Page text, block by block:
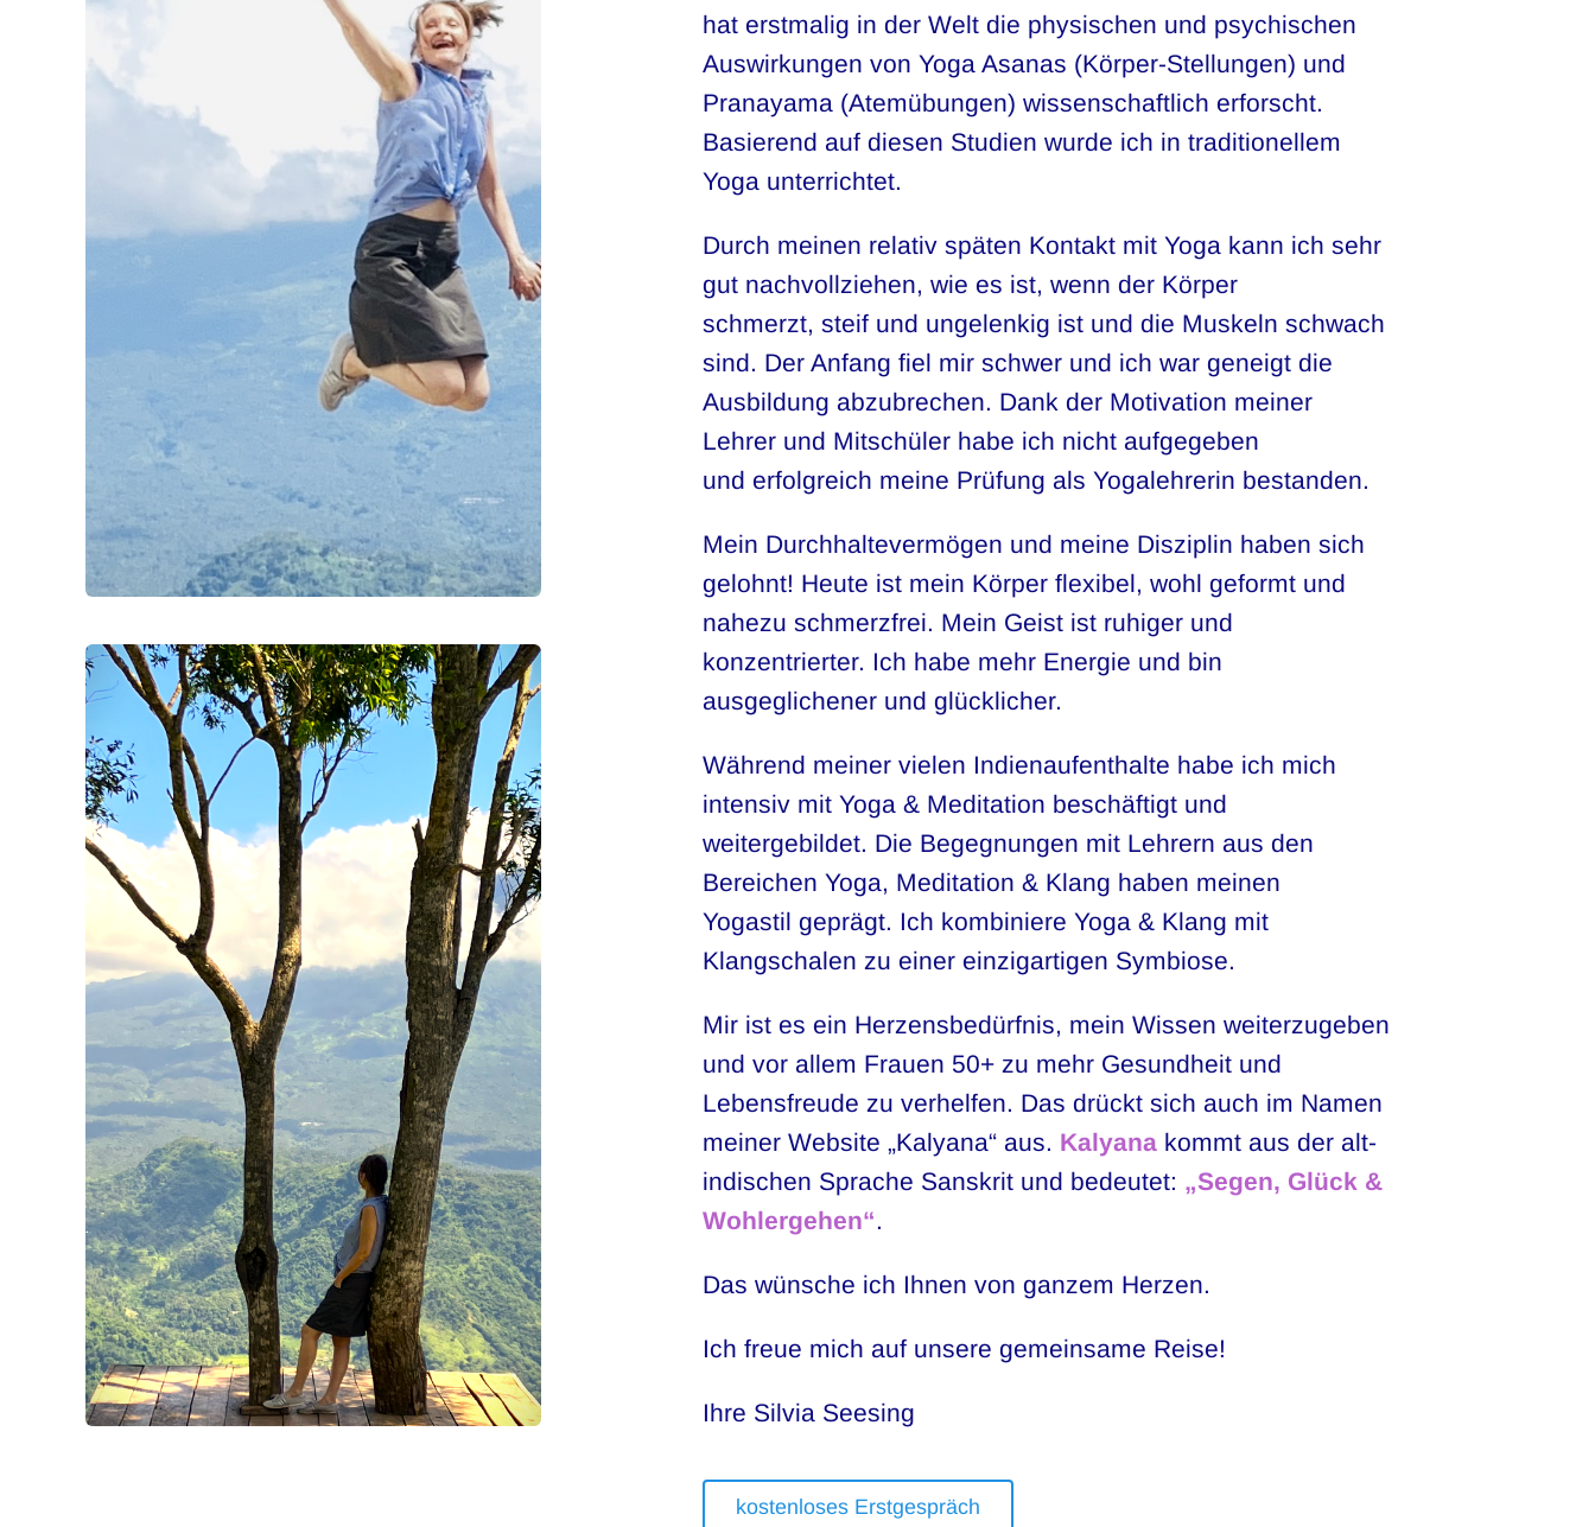
hat erstmalig in der Welt die physischen und psychischen
Auswirkungen von Yoga Asanas (Körper-Stellungen) und
Pranayama (Atemübungen) wissenschaftlich erforscht.
Basierend auf diesen Studien wurde ich in traditionellem
Yoga unterrichtet.
Durch meinen relativ späten Kontakt mit Yoga kann ich sehr
gut nachvollziehen, wie es ist, wenn der Körper
schmerzt, steif und ungelenkig ist und die Muskeln schwach
sind. Der Anfang fiel mir schwer und ich war geneigt die
Ausbildung abzubrechen. Dank der Motivation meiner
Lehrer und Mitschüler habe ich nicht aufgegeben
und erfolgreich meine Prüfung als Yogalehrerin bestanden.
Mein Durchhaltevermögen und meine Disziplin haben sich
gelohnt! Heute ist mein Körper flexibel, wohl geformt und
nahezu schmerzfrei. Mein Geist ist ruhiger und
konzentrierter. Ich habe mehr Energie und bin
ausgeglichener und glücklicher.
Während meiner vielen Indienaufenthalte habe ich mich
intensiv mit Yoga & Meditation beschäftigt und
weitergebildet. Die Begegnungen mit Lehrern aus den
Bereichen Yoga, Meditation & Klang haben meinen
Yogastil geprägt. Ich kombiniere Yoga & Klang mit
Klangschalen zu einer einzigartigen Symbiose.
Mir ist es ein Herzensbedürfnis, mein Wissen weiterzugeben
und vor allem Frauen 50+ zu mehr Gesundheit und
Lebensfreude zu verhelfen. Das drückt sich auch im Namen
meiner Website „Kalyana“ aus. Kalyanakommt aus der alt-
indischen Sprache Sanskrit und bedeutet: „Segen, Glück &
Wohlergehen“.
Das wünsche ich Ihnen von ganzem Herzen.
Ich freue mich auf unsere gemeinsame Reise!
Ihre Silvia Seesing
kostenloses Erstgespräch